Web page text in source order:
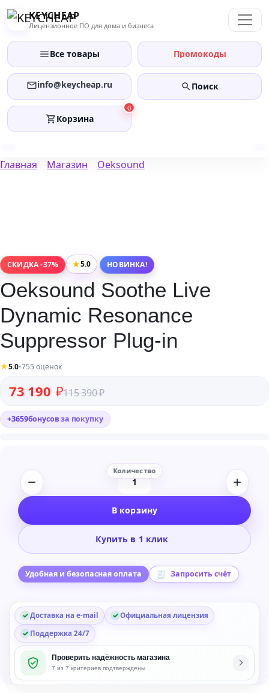
Перейти
KEYCHEAP
Лицензионное ПО для дома и бизнеса
Все товары Промокоды
info@keycheap.ru Поиск
0
Корзина
Главная Магазин Oeksound
СКИДКА -37% ★5.0 НОВИНКА!
Oeksound Soothe Live
Dynamic Resonance
Suppressor Plug-in
★5.0•755 оценок
115 390₽
Первоначальная цена составляла 115 390 ₽.
73 190 ₽
Текущая цена: 73 190 ₽.
+3659бонусовза покупку
Количество
Oeksound
Live
Resonance
Plug-
in
В корзину
Купить в 1 клик
Удобная и безопасная оплата Запросить счёт
Доставка на e-mail
Официальная лицензия
Поддержка 24/7
Проверить надёжность магазина
7 из 7 критериев подтверждены